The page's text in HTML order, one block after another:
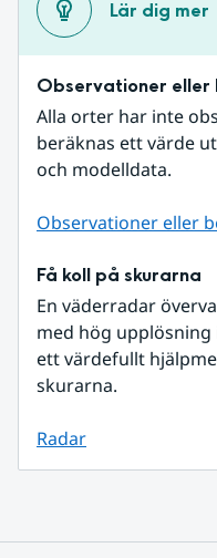
Lär dig mer
Observationer
Alla orter har inte
beräknas ett värde
och modelldata.
Observationer eller
Få koll på skurarna
En väderradar
med hög
ett värdefullt
skurarna.
Radar